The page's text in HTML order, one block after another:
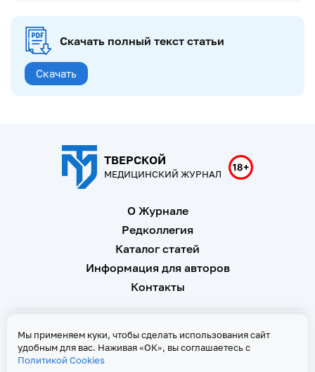
Скачать полный текст статьи
Скачать
ТВЕРСКОЙ
МЕДИЦИНСКИЙ ЖУРНАЛ
О Журнале
Редколлегия
Каталог статей
Информация для авторов
Контакты
Свидетельство о регистрации Эл № ФС 77 - 67146 от 16
сентября 2016 г
Мы применяем куки, чтобы сделать использования сайт
удобным для вас. Наживая «ОК», вы соглашаетесь с
Политикой Cookies